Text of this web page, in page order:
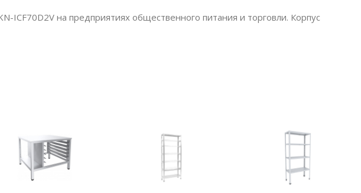
ICF70D2V на предприятиях общественного питания и торговли. Корпус